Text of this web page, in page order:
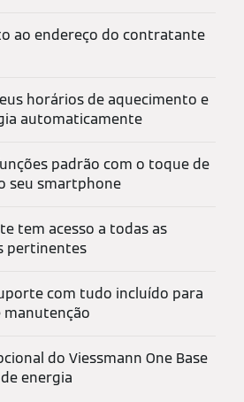
ao endereço do contratante
horários de aquecimento e
automaticamente
padrão com o toque de
seu smartphone
tem acesso a todas as
pertinentes
com tudo incluído para
manutenção
do Viessmann One Base
energia